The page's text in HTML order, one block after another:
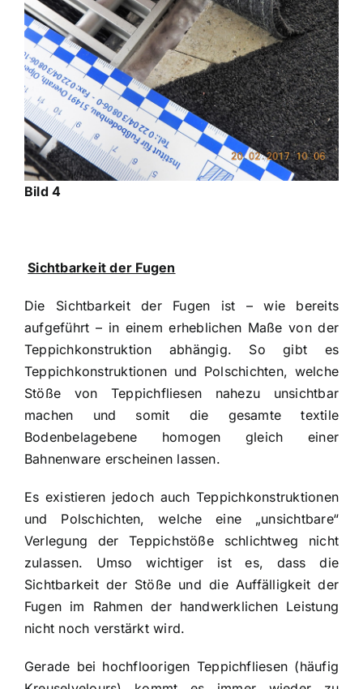
Bild 4
Sichtbarkeit der Fugen
Die Sichtbarkeit der Fugen ist – wie bereits
aufgeführt – in einem erheblichen Maße von der
Teppichkonstruktion abhängig. So gibt es
Teppichkonstruktionen und Polschichten, welche
Stöße von Teppichfliesen nahezu unsichtbar
machen und somit die gesamte textile
Bodenbelagebene homogen gleich einer
Bahnenware erscheinen lassen.
Es existieren jedoch auch Teppichkonstruktionen
und Polschichten, welche eine „unsichtbare“
Verlegung der Teppichstöße schlichtweg nicht
zulassen. Umso wichtiger ist es, dass die
Sichtbarkeit der Stöße und die Auffälligkeit der
Fugen im Rahmen der handwerklichen Leistung
nicht noch verstärkt wird.
Gerade bei hochfloorigen Teppichfliesen (häufig